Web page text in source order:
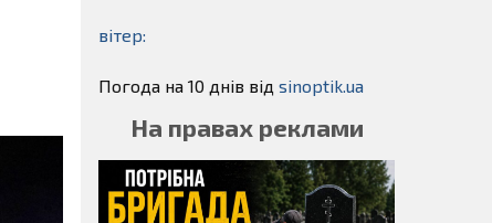
вітер:
Погода на 10 днів від sinoptik.ua
На правах реклами